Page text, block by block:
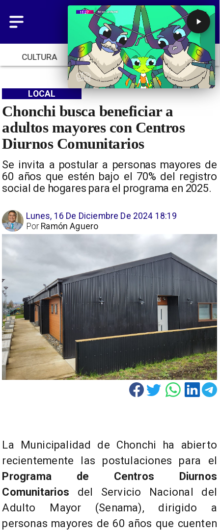
CULTURA TENDENCIAS INICIO
Chonchi busca beneficiar a
adultos mayores con Centros
Diurnos Comunitarios
Se invita a postular a personas mayores de
60 años que estén bajo el 70% del registro
social de hogares para el programa en 2025.
LOCAL
Lunes, 16 De Diciembre De 2024 18:19
Ramón Aguero
Por
La Municipalidad de Chonchi ha abierto
recientemente las postulaciones para el
Programa de Centros Diurnos
Comunitarios del Servicio Nacional del
Adulto Mayor (Senama), dirigido a
personas mayores de 60 años que cuenten